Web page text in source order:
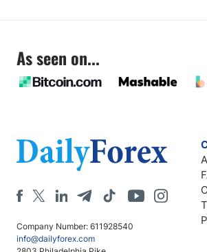
As seen on...
Company Number: 611928540
info@dailyforex.com